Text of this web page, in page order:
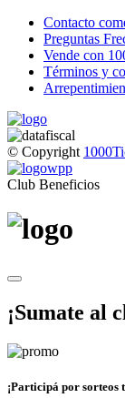
Contacto
Preguntas
Vende con
Términos y
© Copyright
Club Beneficios
¡Sumate al
¡Participá por sorteos